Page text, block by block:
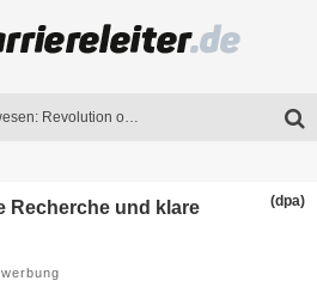
KI im Bildungswesen: Revolution oder Risiko für Schulen und Universitäten?
Seminare als Motivationsmotor – Wie Weiterbildung Mitarbeiter nachhaltig begeistert
Recherche und klare
(dpa)